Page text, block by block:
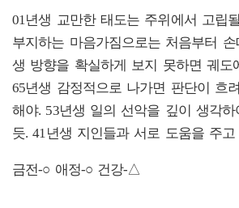
01년생 교만한 태도는 주위에서 고립
부지하는 마음가짐으로는 처음부터 손
생 방향을 확실하게 보지 못하면 궤도
65년생 감정적으로 나가면 판단이 흐
해야. 53년생 일의 선악을 깊이 생각
듯. 41년생 지인들과 서로 도움을 주
금전-○ 애정-○ 건강-△